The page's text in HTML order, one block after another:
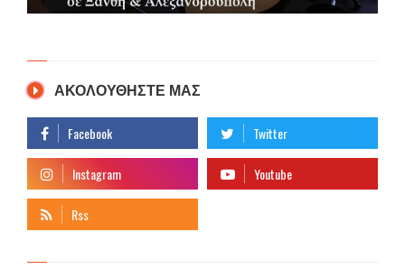
ΑΚΟΛΟΥΘΗΣΤΕ ΜΑΣ